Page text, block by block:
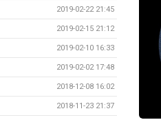
2019-02-22 21:45
2019-02-15 21:12
2019-02-10 16:33
2019-02-02 17:48
2018-12-08 16:02
2018-11-23 21:37